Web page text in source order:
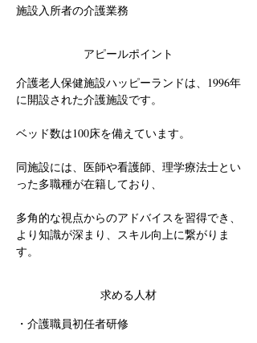
施設入所者の介護業務
アピールポイント
介護老人保健施設ハッピーランドは、1996年
に開設された介護施設です。
ベッド数は100床を備えています。
同施設には、医師や看護師、理学療法士とい
った多職種が在籍しており、
多角的な視点からのアドバイスを習得でき、
より知識が深まり、スキル向上に繋がりま
す。
求める人材
・ 介護職員初任者研修